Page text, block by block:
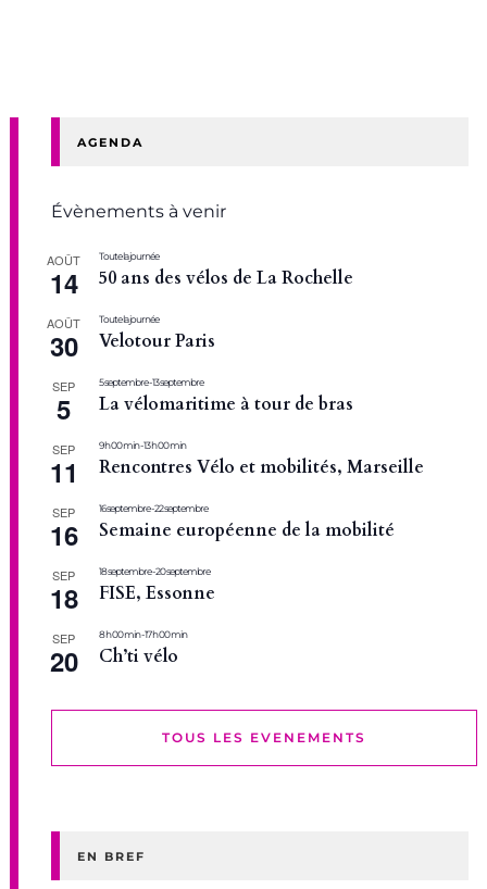
AGENDA
Évènements à venir
AOÛT
14
Toute la journée
50 ans des vélos de La Rochelle
AOÛT
30
Toute la journée
Velotour Paris
SEP
5
5 septembre-13 septembre
La vélomaritime à tour de bras
SEP
11
9 h 00 min-13 h 00 min
Rencontres Vélo et mobilités, Marseille
SEP
16
16 septembre-22 septembre
Semaine européenne de la mobilité
SEP
18
18 septembre-20 septembre
FISE, Essonne
SEP
20
8 h 00 min-17 h 00 min
Ch’ti vélo
TOUS LES EVENEMENTS
EN BREF